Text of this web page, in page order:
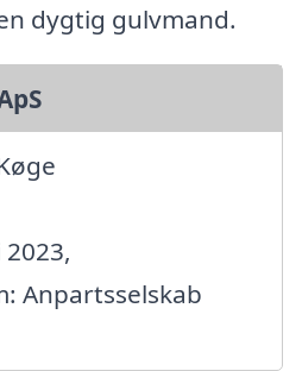
dygtig gulvmand.
Anpartsselskab